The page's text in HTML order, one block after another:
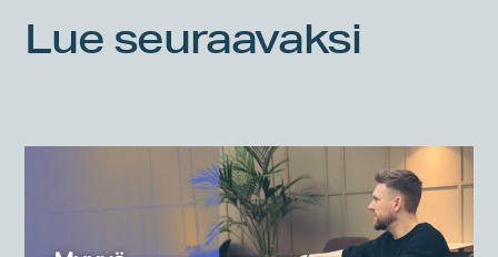
Lue seuraavaksi